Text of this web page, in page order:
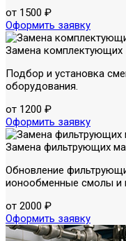
от 1500 ₽
Оформить заявку
Замена комплектующих
Подбор и установка
оборудования.
от 1200 ₽
Оформить заявку
Замена фильтрующих
Обновление
ионообменные смолы и
от 2000 ₽
Оформить заявку